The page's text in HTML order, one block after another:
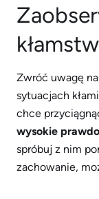
kłamstw
Zwróć uwagę
sytuacjach
chce
wysokie
spróbuj z nim
zachowanie,